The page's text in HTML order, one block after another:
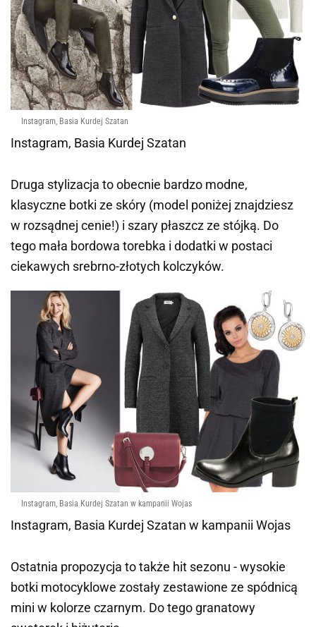
Instagram, Basia Kurdej Szatan
Instagram, Basia Kurdej Szatan
Druga stylizacja to obecnie bardzo modne,
klasyczne botki ze skóry (model poniżej znajdziesz
w rozsądnej cenie!) i szary płaszcz ze stójką. Do
tego mała bordowa torebka i dodatki w postaci
ciekawych srebrno-złotych kolczyków.
Instagram, Basia Kurdej Szatan w kampanii Wojas
Instagram, Basia Kurdej Szatan w kampanii Wojas
Ostatnia propozycja to także hit sezonu - wysokie
botki motocyklowe zostały zestawione ze spódnicą
mini w kolorze czarnym. Do tego granatowy